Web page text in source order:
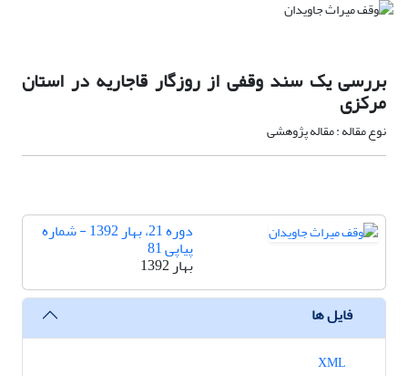
بررسی یک سند وقفی از روزگار قاجاریه در استان
مرکزی
نوع مقاله : مقاله پژوهشی
دوره 21، بهار 1392 - شماره
پیاپی 81
بهار 1392
فایل ها